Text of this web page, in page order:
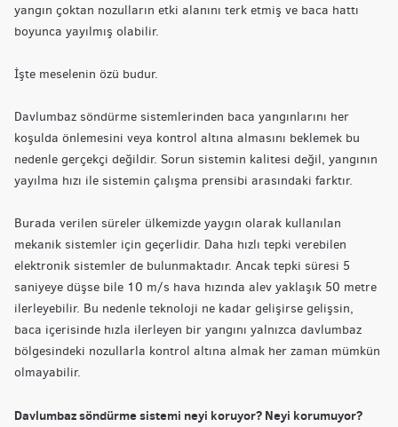
yangın çoktan nozulların etki alanını terk etmiş ve baca hattı
boyunca yayılmış olabilir.
İşte meselenin özü budur.
Davlumbaz söndürme sistemlerinden baca yangınlarını her
koşulda önlemesini veya kontrol altına almasını beklemek bu
nedenle gerçekçi değildir. Sorun sistemin kalitesi değil, yangının
yayılma hızı ile sistemin çalışma prensibi arasındaki farktır.
Burada verilen süreler ülkemizde yaygın olarak kullanılan
mekanik sistemler için geçerlidir. Daha hızlı tepki verebilen
elektronik sistemler de bulunmaktadır. Ancak tepki süresi 5
saniyeye düşse bile 10 m/s hava hızında alev yaklaşık 50 metre
ilerleyebilir. Bu nedenle teknoloji ne kadar gelişirse gelişsin,
baca içerisinde hızla ilerleyen bir yangını yalnızca davlumbaz
bölgesindeki nozullarla kontrol altına almak her zaman mümkün
olmayabilir.
Davlumbaz söndürme sistemi neyi koruyor? Neyi korumuyor?